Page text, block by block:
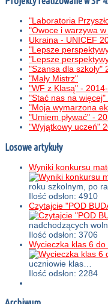
"Laboratoria
"Owoce i warzywa
Ukraina - UNICEF
"Lepsze
"Lepsze
"Szansa dla szkoły"
"Mały Mistrz"
"WF z Klasą" -
"Stać nas na
"Moja wymarzona
"Umiem pływać" -
"Wyjątkowy uczeń"
Losowe artykuły
Wyniki konkursu
roku szkolnym, po
Ilość odsłon: 4910
Czytajcie "POD
nadchodzących
Ilość odsłon: 3706
Wycieczka klas 6 do
uczniowie klas…
Ilość odsłon: 2284